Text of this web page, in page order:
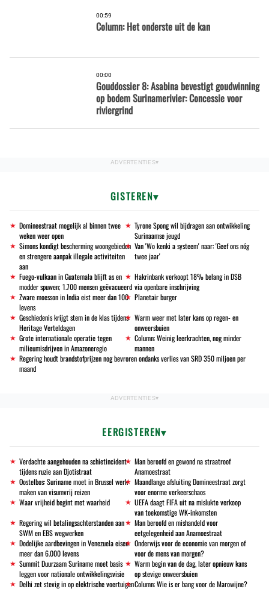
00:59
Column: Het onderste uit de kan
00:00
Gouddossier 8: Asabina bevestigt goudwinning
op bodem Surinamerivier: Concessie voor
riviergrind
GISTEREN
Domineestraat mogelijk al binnen twee
weken weer open
Tyrone Spong wil bijdragen aan ontwikkeling
Surinaamse jeugd
Simons kondigt bescherming woongebieden
en strengere aanpak illegale activiteiten
aan
Van 'Wo kenki a systeem' naar: 'Geef ons nóg
twee jaar'
Fuego-vulkaan in Guatemala blijft as en
modder spuwen; 1.700 mensen geëvacueerd
Hakrinbank verkoopt 18% belang in DSB
via openbare inschrijving
Zware moesson in India eist meer dan 100
levens
Planetair burger
Geschiedenis krijgt stem in de klas tijdens
Heritage Verteldagen
Warm weer met later kans op regen- en
onweersbuien
Grote internationale operatie tegen
milieumisdrijven in Amazoneregio
Column: Weinig leerkrachten, nog minder
mannen
Regering houdt brandstofprijzen nog bevroren ondanks verlies van SRD 350 miljoen per
maand
EERGISTEREN
Verdachte aangehouden na schietincident
tijdens ruzie aan Djotistraat
Man beroofd en gewond na straatroof
Anamoestraat
Oostelbos: Suriname moet in Brussel werk
maken van visumvrij reizen
Maandlange afsluiting Domineestraat zorgt
voor enorme verkeerschaos
Waar vrijheid begint met waarheid
UEFA daagt FIFA uit na mislukte verkoop
van toekomstige WK-inkomsten
Regering wil betalingsachterstanden aan
SWM en EBS wegwerken
Man beroofd en mishandeld voor
eetgelegenheid aan Anamoestraat
Dodelijke aardbevingen in Venezuela eisen
meer dan 6.000 levens
Onderwijs voor de economie van morgen of
voor de mens van morgen?
Summit Duurzaam Suriname moet basis
leggen voor nationale ontwikkelingsvisie
Warm begin van de dag, later opnieuw kans
op stevige onweersbuien
Delhi zet stevig in op elektrische voertuigenColumn: Wie is er bang voor de Marowijne?